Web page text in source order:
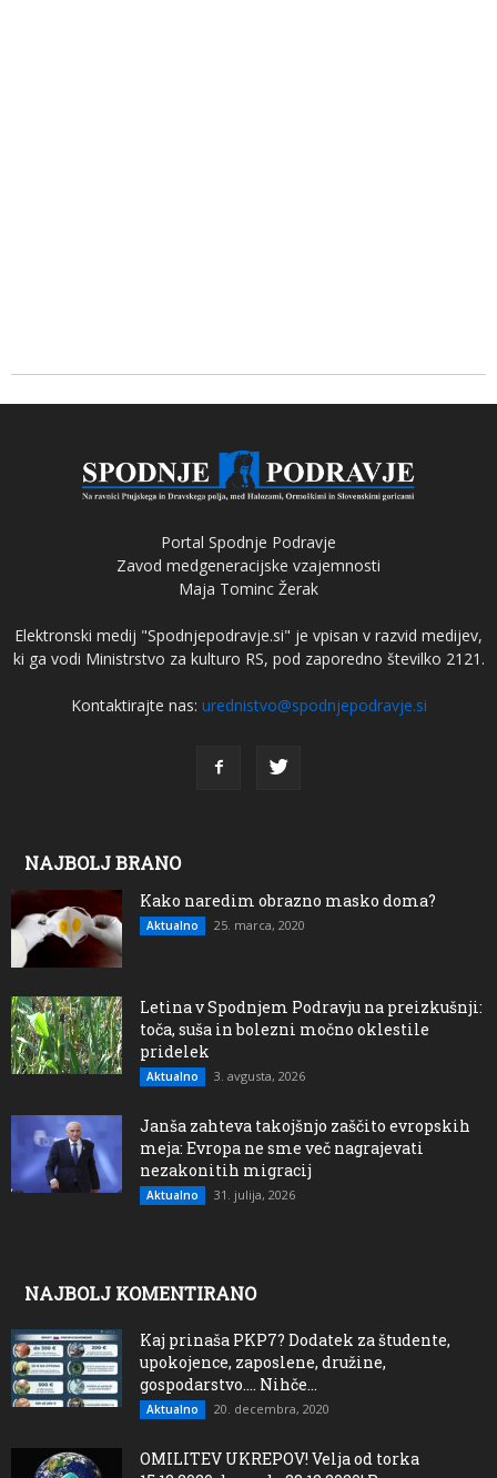
Portal Spodnje Podravje
Zavod medgeneracijske vzajemnosti
Maja Tominc Žerak
Elektronski medij "Spodnjepodravje.si" je vpisan v razvid medijev,
ki ga vodi Ministrstvo za kulturo RS, pod zaporedno številko 2121.
Kontaktirajte nas: urednistvo@spodnjepodravje.si
NAJBOLJ BRANO
Kako naredim obrazno masko doma?
Aktualno 25. marca, 2020
Letina v Spodnjem Podravju na preizkušnji:
toča, suša in bolezni močno oklestile
pridelek
Aktualno 3. avgusta, 2026
Janša zahteva takojšnjo zaščito evropskih
meja: Evropa ne sme več nagrajevati
nezakonitih migracij
Aktualno 31. julija, 2026
NAJBOLJ KOMENTIRANO
Kaj prinaša PKP7? Dodatek za študente,
upokojence, zaposlene, družine,
gospodarstvo…. Nihče...
Aktualno 20. decembra, 2020
OMILITEV UKREPOV! Velja od torka